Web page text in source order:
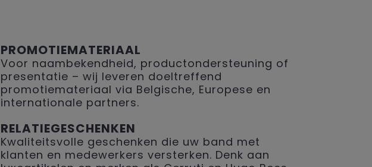
PROMOTIEMATERIAAL
Voor naambekendheid, productondersteuning of
presentatie – wij leveren doeltreffend
promotiemateriaal via Belgische, Europese en
internationale partners.
RELATIEGESCHENKEN
Kwaliteitsvolle geschenken die uw band met
klanten en medewerkers versterken. Denk aan